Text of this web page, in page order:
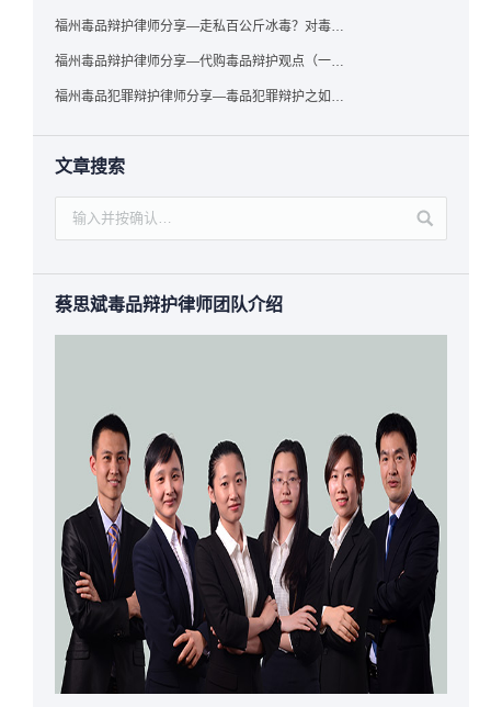
福州毒品辩护律师分享—走私百公斤冰毒？对毒品缺失型走私毒品罪案件，该如何有效辩护
福州毒品辩护律师分享—代购毒品辩护观点（一）——“真假”之辩
福州毒品犯罪辩护律师分享—毒品犯罪辩护之如何提炼言辞证据
文章搜索
蔡思斌毒品辩护律师团队介绍